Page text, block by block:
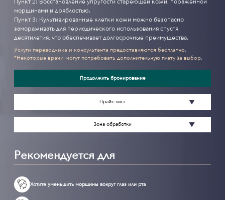
морщинами и дряблостью.
Пункт 3: Культивированные клетки кожи можно безопасно
замораживать для периодического использования спустя
десятилетия, что обеспечивает долгосрочные преимущества.
Услуги переводчика и консультанта предоставляются бесплатно.
*Некоторые врачи могут потребовать дополнительную плату за выбор.
Продолжить бронирование
Прайс-лист
Зона обработки
Рекомендуется для
Хотите уменьшить морщины вокруг глаз или рта